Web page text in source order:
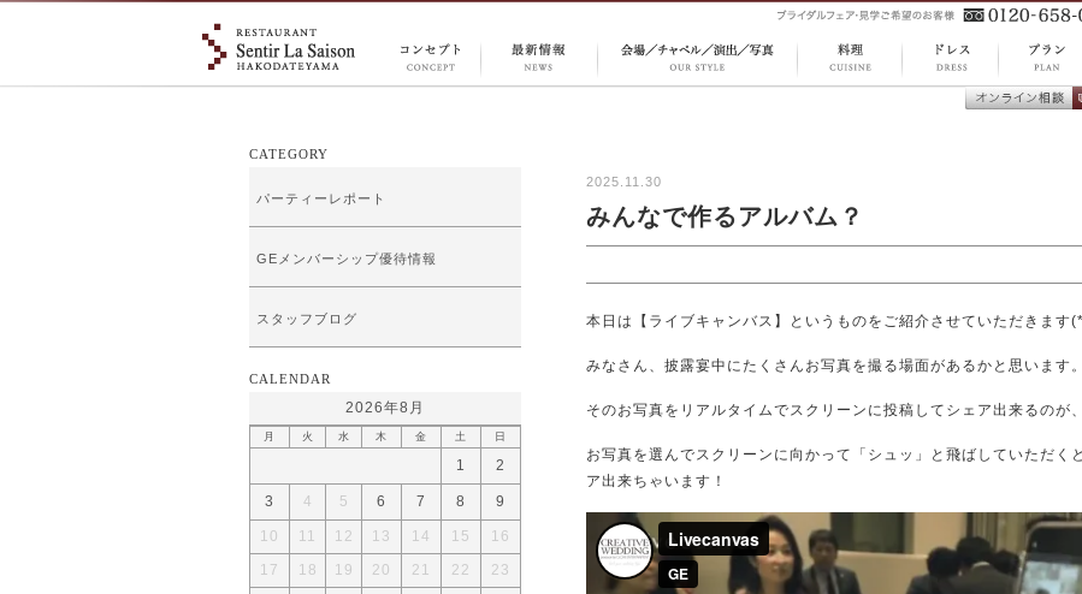
DRESS
PLAN プ
2025.11.30
みんなで作るアルバム？
本日は【ライブキャンバス】というものをご紹介させていただきます
みなさん、披露宴中にたくさんお写真を撮る場面があるかと思います。
そのお写真をリアルタイムでスクリーンに投稿してシェア出来るのが
お写真を選んでスクリーンに向かって「シュッ」と飛ばしていただ
ア出来ちゃいます！
CATEGORY
パーティーレポート
GEメンバーシップ優待情報
スタッフブログ
CALENDAR
2026年8月
月 火 水 木 金 土 日
1 2
3 4 5 6 7 8 9
10 11 12 13 14 15
16
17
18 19 20 21 22
23